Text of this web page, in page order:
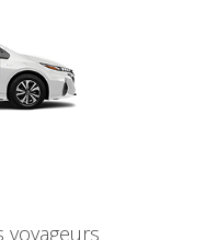
voyageurs